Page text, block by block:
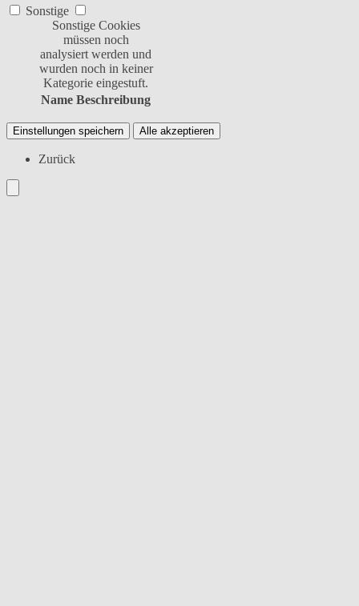
Sonstige
Sonstige Cookies
müssen noch
analysiert werden und
wurden noch in keiner
Kategorie eingestuft.
Name Beschreibung
Einstellungen speichern Alle akzeptieren
Zurück